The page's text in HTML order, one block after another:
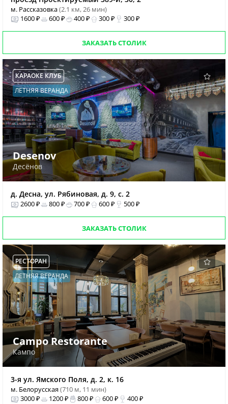
м. Рассказовка(2.1 км, 26 мин)
1600 ₽
600 ₽ 400 ₽ 300 ₽ 300 ₽
ЗАКАЗАТЬ СТОЛИК
КАРАОКЕ КЛУБ
ЛЕТНЯЯ ВЕРАНДА
Desenov
Десёнов
д. Десна, ул. Рябиновая, д. 9, с. 2
2600 ₽ 800 ₽ 700 ₽ 600 ₽ 500 ₽
ЗАКАЗАТЬ СТОЛИК
РЕСТОРАН
ЛЕТНЯЯ ВЕРАНДА
Campo Restorante
Кампо
3-я ул. Ямского Поля, д. 2, к. 16
м. Белорусская(710 м, 11 мин)
3000 ₽
1200 ₽ 800 ₽ 600 ₽ 400 ₽